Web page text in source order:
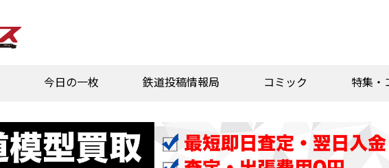
今日の一枚 鉄道投稿情報局 コミック 特集・